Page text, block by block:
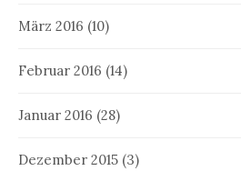
März 2016 (10)
Februar 2016 (14)
Januar 2016 (28)
Dezember 2015 (3)